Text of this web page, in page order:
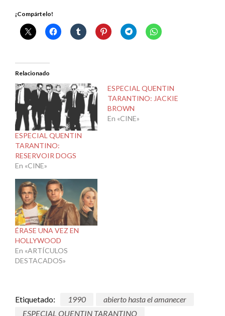
¡Compártelo!
Relacionado
ESPECIAL QUENTIN
TARANTINO:
RESERVOIR DOGS
En «CINE»
ESPECIAL QUENTIN
TARANTINO: JACKIE
BROWN
En «CINE»
ÉRASE UNA VEZ EN
HOLLYWOOD
En «ARTÍCULOS
DESTACADOS»
Etiquetado: 1990
abierto hasta el amanecer
ESPECIAL QUENTIN TARANTINO